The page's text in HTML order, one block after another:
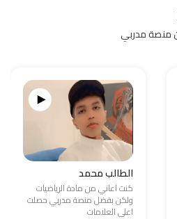
الطالب محمد
كنت اعاني من مادة الرياضيات
ولكن بفضل منصة مدربي حصلت
اعلى العلامات